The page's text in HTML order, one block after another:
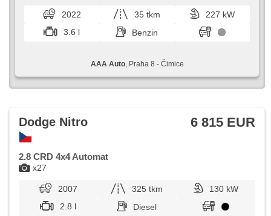
2022 35 tkm
227 kW
3.6 l
Benzin
AAA Auto, Praha 8 - Čimice
x27
Dodge Nitro 6 815 EUR
2.8 CRD 4x4 Automat
2007 325 tkm
130 kW
2.8 l
Diesel